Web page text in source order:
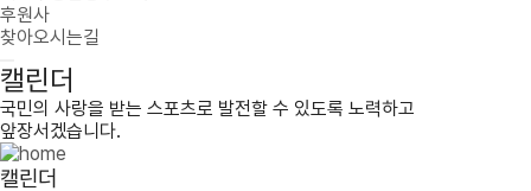
후원사
찾아오시는길
캘린더
국민의 사랑을 받는 스포츠로 발전할 수 있도록 노력하고
앞장서겠습니다.
캘린더